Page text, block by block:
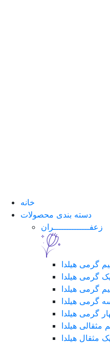
خانه
دسته بندی محصولات
زعفــــــــــــــران
گرمی هیلدا
گرمی هیلدا
گرمی هیلدا
گرمی هیلدا
گرمی هیلدا
مثقالی هیلدا
مثقال هیلدا